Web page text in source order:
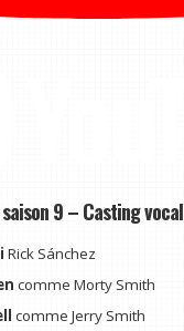
9 – Casting vocal
Rick Sánchez
comme Morty Smith
comme Jerry Smith